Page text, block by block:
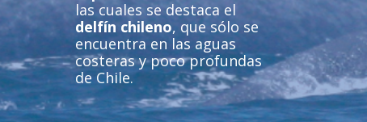
las cuales se destaca el
delfín chileno, que sólo se
encuentra en las aguas
costeras y poco profundas
de Chile.